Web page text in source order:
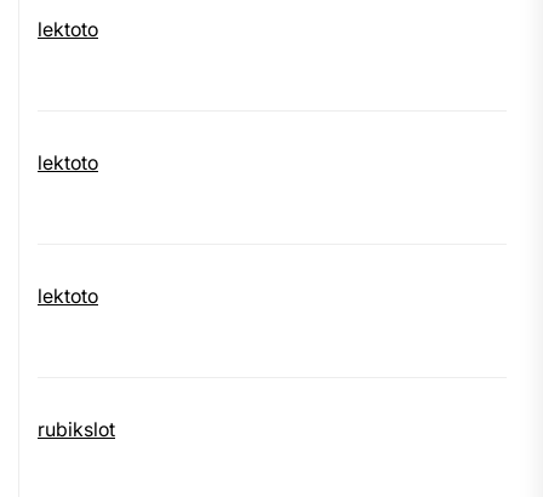
lektoto
lektoto
lektoto
rubikslot